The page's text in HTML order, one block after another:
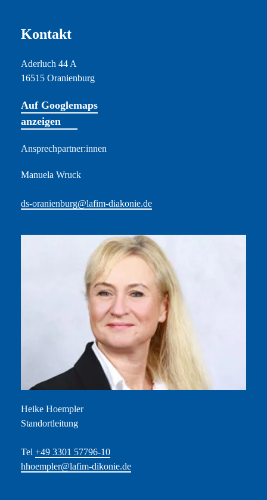
Kontakt
Aderluch 44 A
16515 Oranienburg
Auf Googlemaps
anzeigen
Ansprechpartner:innen
Manuela Wruck
ds-oranienburg@lafim-diakonie.de
Heike Hoempler
Standortleitung
Tel +49 3301 57796-10
hhoempler@lafim-dikonie.de